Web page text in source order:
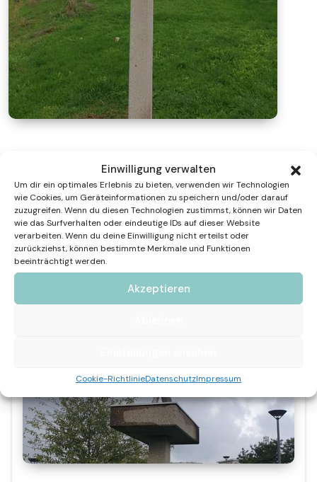
Einwilligung verwalten
Um dir ein optimales Erlebnis zu bieten, verwenden wir Technologien
wie Cookies, um Geräteinformationen zu speichern und/oder darauf
zuzugreifen. Wenn du diesen Technologien zustimmst, können wir Daten
wie das Surfverhalten oder eindeutige IDs auf dieser Website
verarbeiten. Wenn du deine Einwilligung nicht erteilst oder
zurückziehst, können bestimmte Merkmale und Funktionen
beeinträchtigt werden.
Akzeptieren
Cookie-RichtlinieDatenschutzImpressum
Kunstwerke des Künstlers